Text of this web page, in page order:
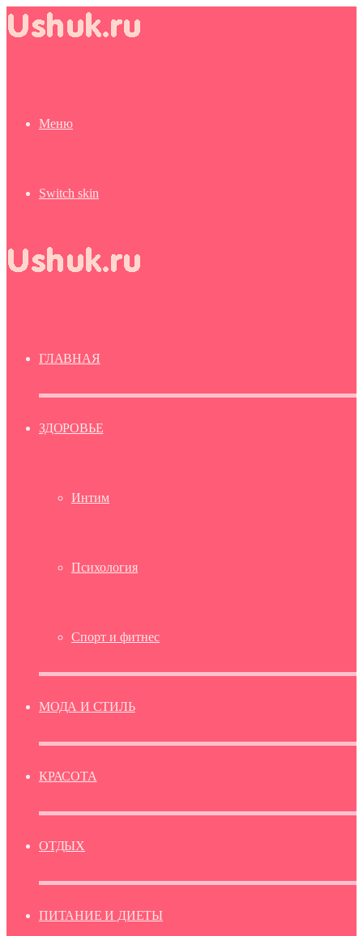
Меню
Switch skin
ГЛАВНАЯ
ЗДОРОВЬЕ
Интим
Психология
Спорт и фитнес
МОДА И СТИЛЬ
КРАСОТА
ОТДЫХ
ПИТАНИЕ И ДИЕТЫ